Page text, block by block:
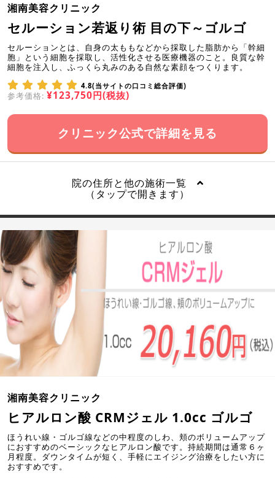
湘南美容クリニック
セルーション若返り術 目の下～ゴルゴ
セルーションとは、自身の太ももなどから採取した脂肪から「幹細
胞」という細胞を採取し、活性化させる医療機器のこと。良質な幹
細胞を注入し、ふっくら丸みのある自然な素顔をつくります。
4.8(当サイトの口コミ総合評価)
参考価格: ¥123,750円(税抜)
クリニック公式で詳細を見る
院の住所と他の施術一覧
（タップで開きます）
湘南美容クリニック
ヒアルロン酸 CRMジェル 1.0cc ゴルゴ
ほうれい線・ゴルゴ線などの中程度のしわ、頬のボリュームアップ
におすすめのベーシックなヒアルロン酸です。持続期間は通常６ヶ
月程度。ダウンタイムが短く、手軽にエイジング治療をしたい方に
おすすめです。